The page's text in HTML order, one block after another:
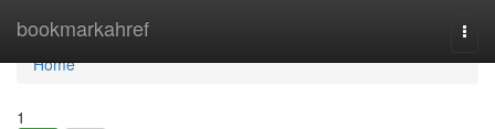
bookmarkahref
Home
Home
1